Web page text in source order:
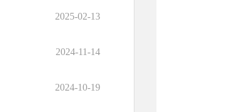
2025-02-13
2024-11-14
2024-10-19